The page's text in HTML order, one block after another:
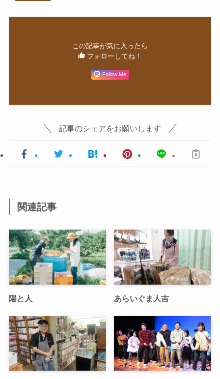
この記事が気に入ったら
フォローしてね！
Follow Me
記事のシェアをお願いします
関連記事
陽と人 あらいぐま人吉